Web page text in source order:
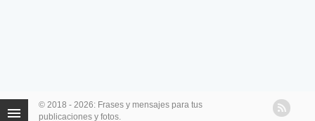
© 2018 - 2026: Frases y mensajes para tus
publicaciones y fotos.